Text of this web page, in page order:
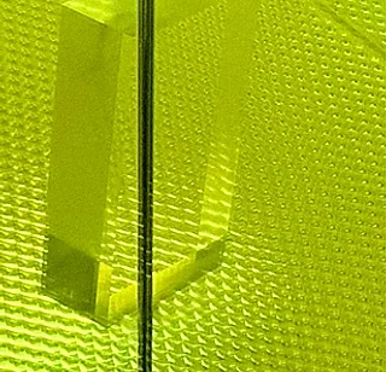
sprechen Probleme möglichst frühzeitig und
respektvoll an.
§ 2
Ver-
antwortung
Wir handeln im Interesse der Kinder, der
Schule, der Kita und der Gemeinschaft in der